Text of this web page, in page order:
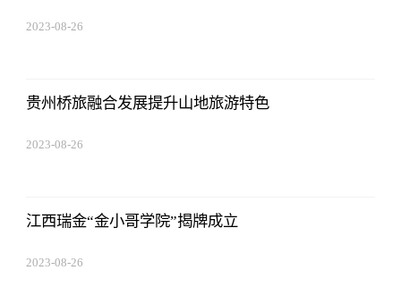
2023-08-26
贵州桥旅融合发展提升山地旅游特色
2023-08-26
江西瑞金“金小哥学院”揭牌成立
2023-08-26